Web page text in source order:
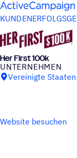
Weiter zum Inhalt
Her First 100k
UNTER­NEH­MEN
Vereinigte Staaten
Website besuchen